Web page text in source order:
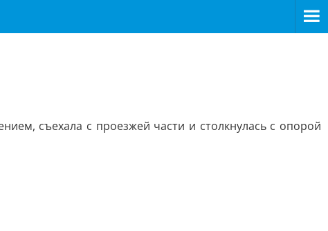
съехала с проезжей части и столкнулась с опорой